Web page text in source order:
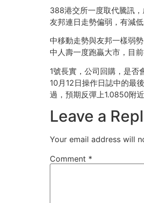
388港交所一度取代騰訊
友邦連日走勢偏弱，有減
中移動走勢與友邦一樣弱
中人壽一度跑贏大市，目
1號長實，公司回購，是否
10月12日操作日誌中的最
過，預期反彈上1.0850附
Leave a
Your email address will
Comment *